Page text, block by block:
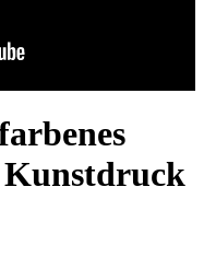
Kunstdruck